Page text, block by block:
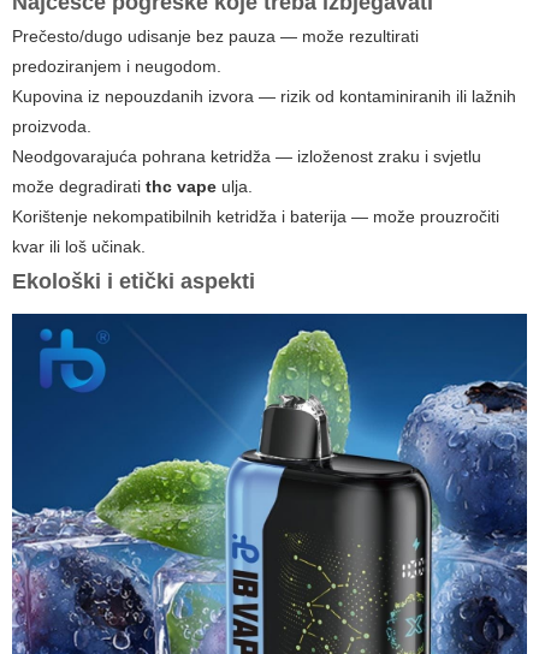
Prečesto/dugo udisanje bez pauza — može rezultirati
predoziranjem i neugodom.
Kupovina iz nepouzdanih izvora — rizik od kontaminiranih ili lažnih
proizvoda.
Neodgovarajuća pohrana ketridža — izloženost zraku i svjetlu
može degradirati thc vape ulja.
Korištenje nekompatibilnih ketridža i baterija — može prouzročiti
kvar ili loš učinak.
Ekološki i etički aspekti